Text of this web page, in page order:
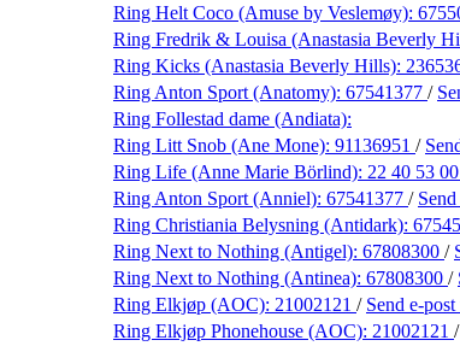
Ring Helt Coco (Amuse by Veslemøy):
Ring Fredrik & Louisa (Anastasia Beverly
Ring Kicks (Anastasia Beverly Hills):
Ring Anton Sport (Anatomy): 67541377 /
Ring Follestad dame (Andiata):
Ring Litt Snob (Ane Mone): 91136951 /
Ring Life (Anne Marie Börlind): 22 40 53 00
Ring Anton Sport (Anniel): 67541377 /
Ring Christiania Belysning (Antidark):
Ring Next to Nothing (Antigel): 67808300 /
Ring Next to Nothing (Antinea): 67808300 /
Ring Elkjøp (AOC): 21002121 / Send e-post
Ring Elkjøp Phonehouse (AOC): 21002121 /